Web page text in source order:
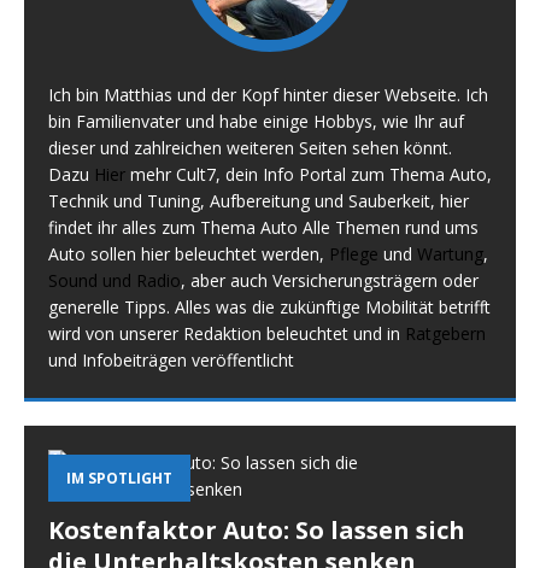
Ich bin Matthias und der Kopf hinter dieser Webseite. Ich
bin Familienvater und habe einige Hobbys, wie Ihr auf
dieser und zahlreichen weiteren Seiten sehen könnt.
Dazu Hier mehr Cult7, dein Info Portal zum Thema Auto,
Technik und Tuning, Aufbereitung und Sauberkeit, hier
findet ihr alles zum Thema Auto Alle Themen rund ums
Auto sollen hier beleuchtet werden, Pflege und Wartung,
Sound und Radio, aber auch Versicherungsträgern oder
generelle Tipps. Alles was die zukünftige Mobilität betrifft
wird von unserer Redaktion beleuchtet und in Ratgebern
und Infobeiträgen veröffentlicht
IM SPOTLIGHT
Kostenfaktor Auto: So lassen sich
die Unterhaltskosten senken